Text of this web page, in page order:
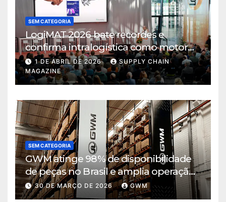
SEM CATEGORIA
LogiMAT 2026 bate recordes e
confirma intralogística como motor
de decisão em tempos de incerteza
1 DE ABRIL DE 2026
SUPPLY CHAIN
MAGAZINE
SEM CATEGORIA
GWM atinge 98% de disponibilidade
de peças no Brasil e amplia operação
logística em Cajamar
30 DE MARÇO DE 2026 GWM